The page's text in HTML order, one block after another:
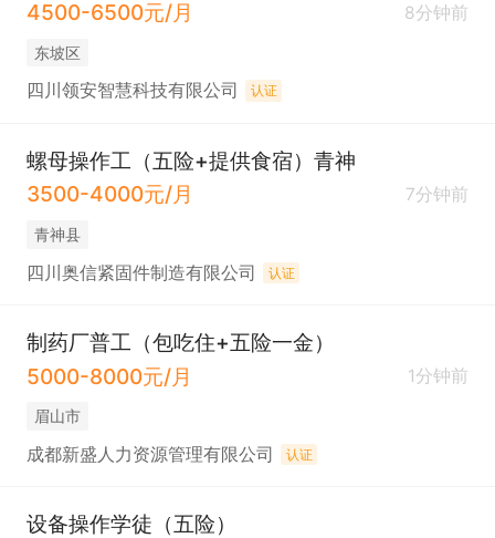
4500-6500元/月 8分钟前
东坡区
四川领安智慧科技有限公司 认证
螺母操作工（五险+提供食宿）青神
3500-4000元/月
7分钟前
青神县
四川奥信紧固件制造有限公司 认证
制药厂普工（包吃住+五险一金）
5000-8000元/月
1分钟前
眉山市
成都新盛人力资源管理有限公司 认证
设备操作学徒（五险）